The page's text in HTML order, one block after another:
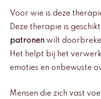
Voor wie is deze
Deze therapie is
patronen wilt
Het helpt bij het
emoties en onbewuste
Mensen die zich vast